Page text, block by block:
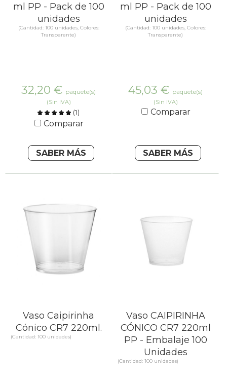
ml PP - Pack de 100
unidades
(Cantidad: 100 unidades, Colores:
Transparente)
32,20 € paquete(s)
(Sin IVA)
(1)
Comparar
SABER MÁS
ml PP - Pack de 100
unidades
(Cantidad: 100 unidades, Colores:
Transparente)
45,03 € paquete(s)
(Sin IVA)
Comparar
SABER MÁS
Vaso Caipirinha
Cónico CR7 220ml.
(Cantidad: 100 unidades)
Vaso CAIPIRINHA
CÓNICO CR7 220ml
PP - Embalaje 100
Unidades
(Cantidad: 100 unidades)